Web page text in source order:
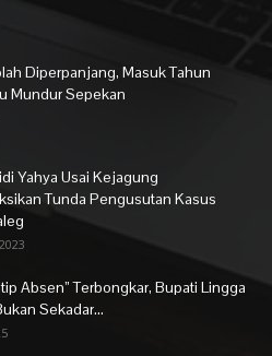
Diperpanjang, Masuk Tahun
Mundur Sepekan
Yahya Usai Kejagung
Tunda Pengusutan Kasus
Absen” Terbongkar, Bupati Lingga
Sekadar...